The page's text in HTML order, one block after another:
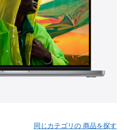
同じカテゴリの 商品を探す